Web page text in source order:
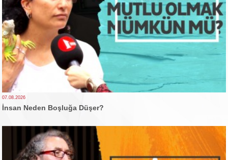
07.08.2026
İnsan Neden Boşluğa Düşer?